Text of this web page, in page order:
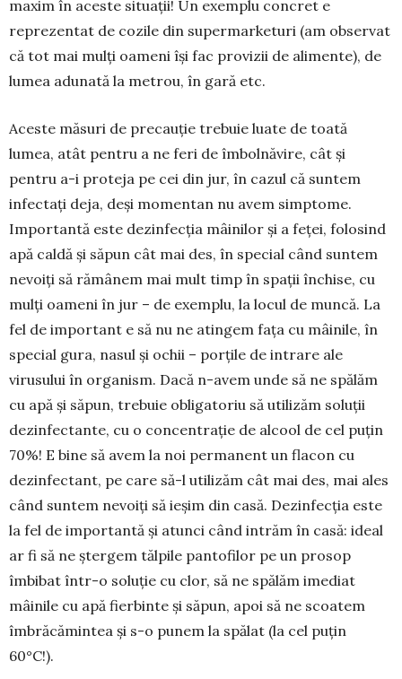
maxim în aceste situații! Un exemplu concret e
reprezentat de cozile din super­marketuri (am observat
că tot mai mulți oameni își fac provizii de alimente), de
lumea adunată la metrou, în gară etc.
Aceste măsuri de precauție trebuie luate de toată
lumea, atât pentru a ne feri de îmbolnăvire, cât și
pentru a-i proteja pe cei din jur, în cazul că suntem
infectați deja, deşi momentan nu avem simptome.
Importantă este dezinfecția mâinilor și a feței, folosind
apă caldă și săpun cât mai des, în special când suntem
nevoiți să rămânem mai mult timp în spații închise, cu
mulți oameni în jur – de exemplu, la locul de muncă. La
fel de important e să nu ne atingem fața cu mâinile, în
special gura, nasul și ochii – porțile de intrare ale
virusului în organism. Dacă n-avem unde să ne spălăm
cu apă și săpun, trebuie obligatoriu să utilizăm soluții
dezinfectante, cu o concentrație de alcool de cel puțin
70%! E bine să avem la noi permanent un flacon cu
dezin­fectant, pe care să-l utilizăm cât mai des, mai ales
când suntem nevoiți să ieșim din casă. Dezin­fecția este
la fel de importantă și atunci când intrăm în casă: ideal
ar fi să ne ștergem tălpile pantofilor pe un prosop
îmbibat într-o soluție cu clor, să ne spălăm imediat
mâinile cu apă fierbinte și săpun, apoi să ne scoatem
îmbrăcămintea și s-o punem la spălat (la cel puțin
60°C!).